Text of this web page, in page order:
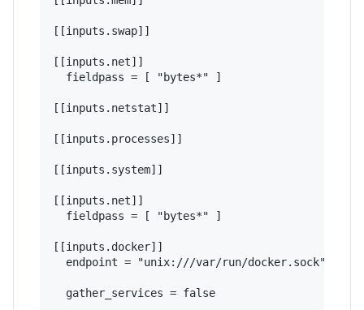
[[inputs.swap]]
[[inputs.net]]
  fieldpass = [ "bytes*" ]
[[inputs.netstat]]
[[inputs.processes]]
[[inputs.system]]
[[inputs.net]]
  fieldpass = [ "bytes*" ]
[[inputs.docker]]
  endpoint = "unix:///var/run/docker.sock"
  gather_services = false